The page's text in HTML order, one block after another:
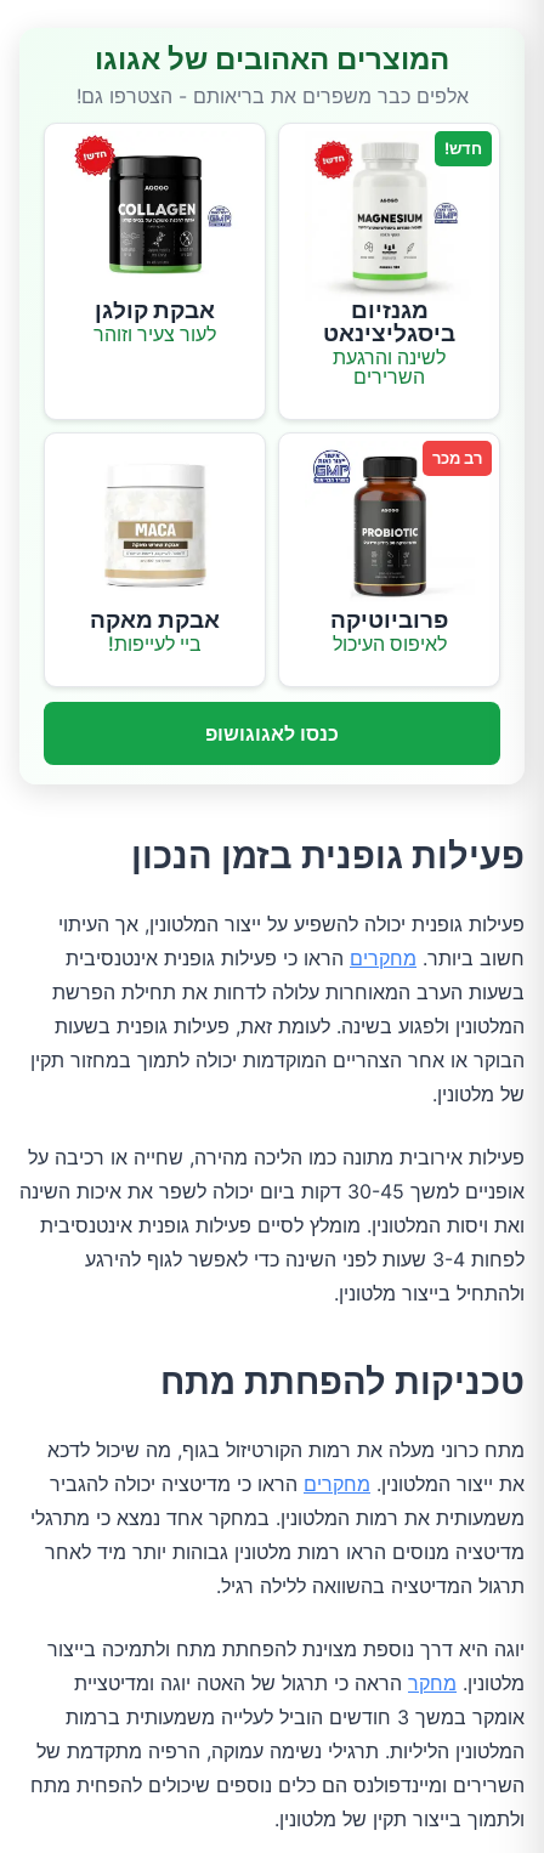
המוצרים האהובים של אגוגו
אלפים כבר משפרים את בריאותם - הצטרפו גם!
חדש!
מגנזיום
ביסגליצינאט
לשינה והרגעת
השרירים
אבקת קולגן
לעור צעיר וזוהר
רב מכר
פרוביוטיקה
לאיפוס העיכול
אבקת מאקה
ביי לעייפות!
כנסו לאגוגושופ
פעילות גופנית בזמן הנכון
פעילות גופנית יכולה להשפיע על ייצור המלטונין, אך העיתוי
חשוב ביותר. מחקרים הראו כי פעילות גופנית אינטנסיבית
בשעות הערב המאוחרות עלולה לדחות את תחילת הפרשת
המלטונין ולפגוע בשינה. לעומת זאת, פעילות גופנית בשעות
הבוקר או אחר הצהריים המוקדמות יכולה לתמוך במחזור תקין
של מלטונין.
פעילות אירובית מתונה כמו הליכה מהירה, שחייה או רכיבה על
אופניים למשך 30-45 דקות ביום יכולה לשפר את איכות השינה
ואת ויסות המלטונין. מומלץ לסיים פעילות גופנית אינטנסיבית
לפחות 3-4 שעות לפני השינה כדי לאפשר לגוף להירגע
ולהתחיל בייצור מלטונין.
טכניקות להפחתת מתח
מתח כרוני מעלה את רמות הקורטיזול בגוף, מה שיכול לדכא
את ייצור המלטונין. מחקרים הראו כי מדיטציה יכולה להגביר
משמעותית את רמות המלטונין. במחקר אחד נמצא כי מתרגלי
מדיטציה מנוסים הראו רמות מלטונין גבוהות יותר מיד לאחר
תרגול המדיטציה בהשוואה ללילה רגיל.
יוגה היא דרך נוספת מצוינת להפחתת מתח ולתמיכה בייצור
מלטונין. מחקר הראה כי תרגול של האטה יוגה ומדיטציית
אומקר במשך 3 חודשים הוביל לעלייה משמעותית ברמות
המלטונין הליליות. תרגילי נשימה עמוקה, הרפיה מתקדמת של
השרירים ומיינדפולנס הם כלים נוספים שיכולים להפחית מתח
ולתמוך בייצור תקין של מלטונין.